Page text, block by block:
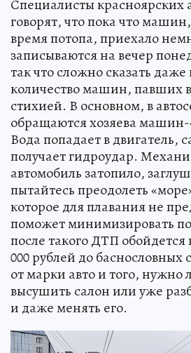
Специалисты красноярских
говорят, что пока что
время потопа, приехало
записываются на вечер
так что сложно сказать
количество машин, павших
стихией. В основном, в
обращаются хозяева машин-
Вода попадает в двигатель,
получает гидроудар.
автомобиль затопило,
пытайтесь преодолеть
которое для плавания не
поможет минимизировать
после такого ДТП обойдется
000 рублей до баснословных
от марки авто и того, нужно
высушить салон или уже
и даже менять его.